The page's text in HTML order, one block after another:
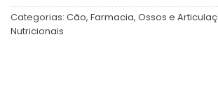
Categorias: Cão, Farmacia, Ossos e
Nutricionais